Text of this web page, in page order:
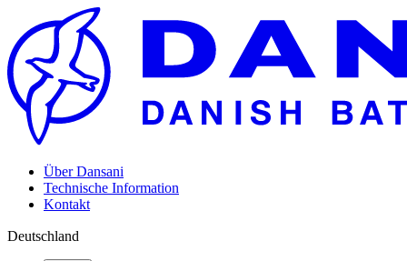
Über Dansani
Technische Information
Kontakt
Deutschland